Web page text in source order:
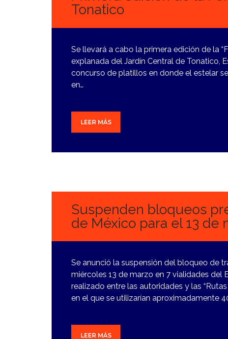
Tonatico
Se llevará a cabo la primera edición de la
explanada del Jardín Central de Tonatico,
concurso de platillos en donde el estelar
en…
LEER MÁS
Suspenden bloqueos
de México para el 13 de
Se anunció la suspensión del bloqueo de
miércoles 13 de marzo en 7 vialidades del
realizado entre las autoridades y las
en el que se utilizarían aproximadamente
LEER MÁS